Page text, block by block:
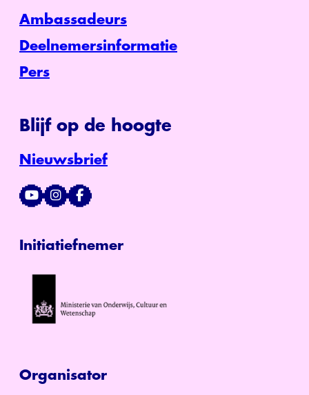
Ambassadeurs
Deelnemersinformatie
Pers
Blijf op de hoogte
Nieuwsbrief
Initiatiefnemer
Organisator